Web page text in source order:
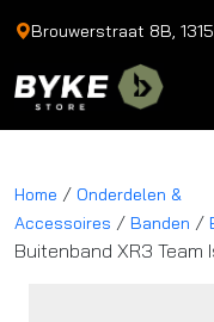
Brouwerstraat 8B,
Home / Onderdelen &
Accessoires / Banden /
Buitenband XR3 Team